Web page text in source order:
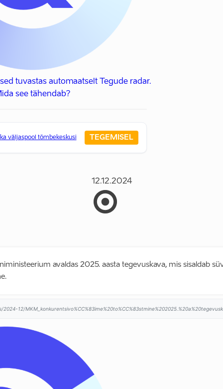
tuvastas automaatselt Tegude radar.
see tähendab?
väljaspool tõmbekeskusi TEGEMISEL
12.12.2024
avaldas 2025. aasta tegevuskava, mis sisaldab
12/